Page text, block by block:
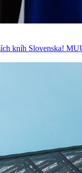
kníh Slovenska!